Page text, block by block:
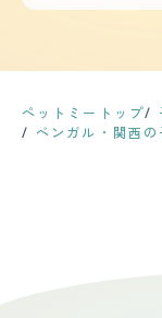
などよく聞きま
てはいけないも
や、やめての言
猫の時にやめてもら
毛の長さは、短
外部のキャットウ
はずいぶん落ち
りしています。
せん。 【しつけやすさ】 特にしつけはしていません。ト
整備に３日ごと
ングをするくら
ペットミートップ
ベンガル・関西の